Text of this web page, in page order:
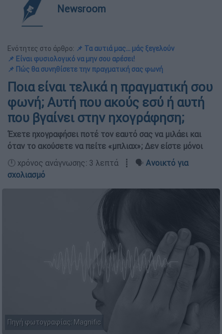
Newsroom
Ενότητες στο άρθρο: 📌 Τα αυτιά μας... μάς ξεγελούν
📌 Είναι φυσιολογικό να μην σου αρέσει!
📌 Πώς θα συνηθίσετε την πραγματική σας φωνή
Ποια είναι τελικά η πραγματική σου
φωνή; Αυτή που ακούς εσύ ή αυτή
που βγαίνει στην ηχογράφηση;
Έχετε ηχογραφήσει ποτέ τον εαυτό σας να μιλάει και
όταν το ακούσετε να πείτε «μπλιαχ»; Δεν είστε μόνοι
🕛 χρόνος ανάγνωσης: 3 λεπτά ┋ 🗣️ Ανοικτό για
σχολιασμό
Πηγή φωτογραφίας: Magnific